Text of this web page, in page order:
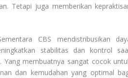
Tetapi juga memberikan
CBS mendistribusikan
stabilitas dan kontrol
Yang membuatnya sangat cocok
dan kemudahan yang optimal